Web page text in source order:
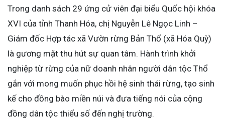
Trong danh sách 29 ứng cử viên đại biểu Quốc hội khóa
XVI của tỉnh Thanh Hóa, chị Nguyễn Lê Ngọc Linh –
Giám đốc Hợp tác xã Vườn rừng Bản Thổ (xã Hóa Quỳ)
là gương mặt thu hút sự quan tâm. Hành trình khởi
nghiệp từ rừng của nữ doanh nhân người dân tộc Thổ
gắn với mong muốn phục hồi hệ sinh thái rừng, tạo sinh
kế cho đồng bào miền núi và đưa tiếng nói của cộng
đồng dân tộc thiểu số đến nghị trường.